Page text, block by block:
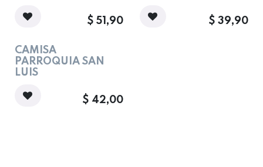
$ 51,90 $ 39,90
CAMISA
PARROQUIA SAN
LUIS
$ 42,00